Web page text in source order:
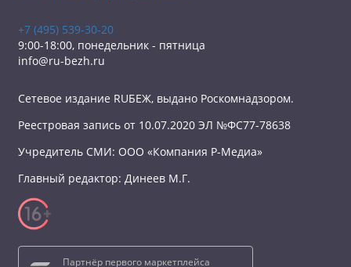
+7 (495) 539-30-20
9:00-18:00, понедельник - пятница
info@ru-bezh.ru
Сетевое издание RUБЕЖ, выдано Роскомнадзором.
Реестровая запись от 10.07.2020 ЭЛ №ФС77-78638
Учредитель СМИ: ООО «Компания Р-Медиа»
Главный редактор: Динеев М.Г.
Партнёр первого маркетплейса